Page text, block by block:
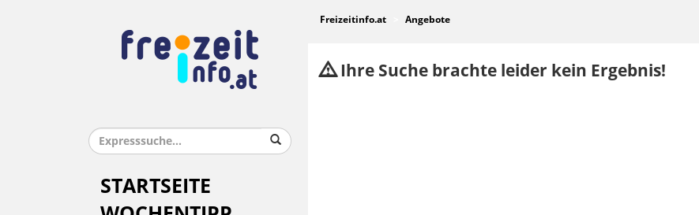
STARTSEITE
Freizeitinfo.at Angebote
Ihre Suche brachte leider kein Ergebnis!